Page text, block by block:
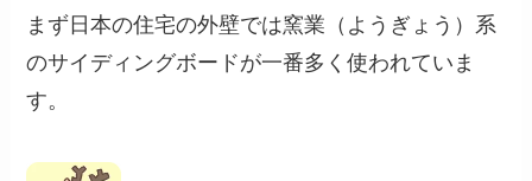
まず日本の住宅の外壁では窯業（ようぎょう）系
のサイディングボードが一番多く使われていま
す。